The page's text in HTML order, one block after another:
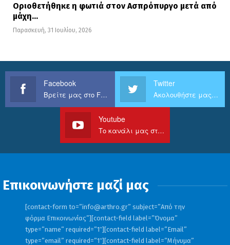
Οριοθετήθηκε η φωτιά στον Ασπρόπυργο μετά από
μάχη…
Παρασκευή, 31 Ιουλίου, 2026
Facebook
Βρείτε μας στο Facebook
Twitter
Ακολουθήστε μας στο Twitter
Youtube
Το κανάλι μας στο Youtube
Επικοινωνήστε μαζί μας
[contact-form to=”info@arthro.gr” subject=”Από την
φόρμα Επικοινωνίας”][contact-field label=”Όνομα”
type=”name” required=”1″][contact-field label=”Email”
type=”email” required=”1″][contact-field label=”Μήνυμα”